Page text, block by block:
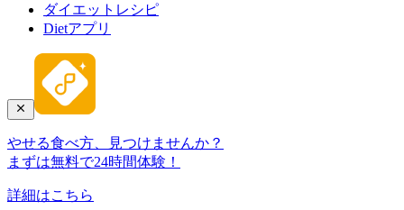
ダイエットレシピ
Dietアプリ
やせる食べ方、見つけませんか？
まずは無料で24時間体験！
詳細はこちら